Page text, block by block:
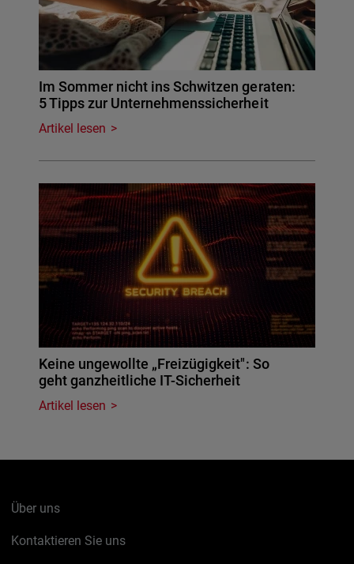
Im Sommer nicht ins Schwitzen geraten:
5 Tipps zur Unternehmenssicherheit
Artikel lesen
Keine ungewollte „Freizügigkeit": So
geht ganzheitliche IT-Sicherheit
Artikel lesen
Über uns
Kontaktieren Sie uns